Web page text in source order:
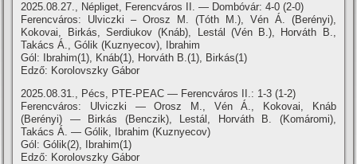
2025.08.27., Népliget, Ferencváros II. — Dombóvár: 4-0 (2-0)
Ferencváros: Ulviczki – Orosz M. (Tóth M.), Vén Á. (Berényi),
Kokovai, Birkás, Serdiukov (Knáb), Lestál (Vén B.), Horváth B.,
Takács Á., Gólik (Kuznyecov), Ibrahim
Gól: Ibrahim(1), Knáb(1), Horváth B.(1), Birkás(1)
Edző: Korolovszky Gábor
2025.08.31., Pécs, PTE-PEAC — Ferencváros II.: 1-3 (1-2)
Ferencváros: Ulviczki — Orosz M., Vén Á., Kokovai, Knáb
(Berényi) — Birkás (Benczik), Lestál, Horváth B. (Komáromi),
Takács Á. — Gólik, Ibrahim (Kuznyecov)
Gól: Gólik(2), Ibrahim(1)
Edző: Korolovszky Gábor